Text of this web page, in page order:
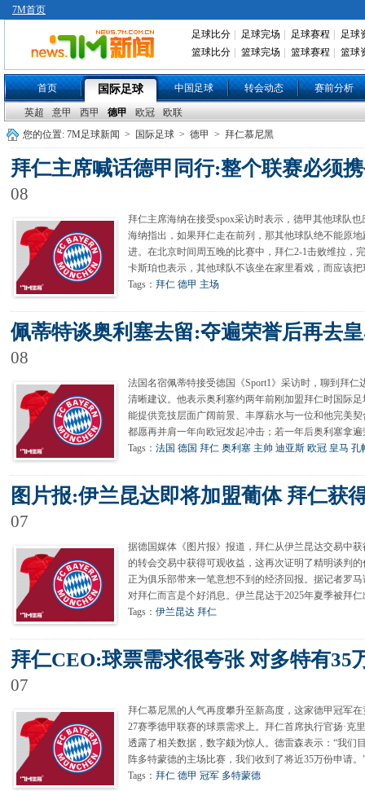
7M首页
足球比分 足球完场 足球赛程
足球
篮球比分
篮球完场 篮球赛程 篮球
首页 国际足球 中国足球 转会动态 赛前分析
英超 意甲 西甲 德甲 欧冠
欧联
您的位置: 7M足球新闻 > 国际足球 > 德甲 > 拜仁慕尼黑
拜仁主席喊话德甲同行:整个联赛必须
08
拜仁主席海纳在接受spox采访时表示，德甲其他球队
海纳指出，如果拜仁走在前列，那其他球队绝不能原
进。在北京时间周五晚的比赛中，拜仁2-1击败维拉，
卡斯珀也表示，其他球队不该坐在家里看戏，而应该
Tags： 拜仁 德甲 主场
佩蒂特谈奥利塞去留:夺遍荣誉后再去
08
法国名宿佩蒂特接受德国《Sport1》采访时，聊到拜仁
清晰建议。他表示奥利塞约两年前刚加盟拜仁时国际
能提供竞技层面广阔前景、丰厚薪水与一位和他完美
都愿再并肩一年向欧冠发起冲击；若一年后奥利塞拿
Tags： 法国 德国 拜仁 奥利塞 主帅 迪亚斯 欧冠 皇马 孔
图片报:伊兰昆达即将加盟葡体 拜仁获
07
据德国媒体《图片报》报道，拜仁从伊兰昆达交易中
的转会交易中获得可观收益，这再次证明了精明谈判
正为俱乐部带来一笔意想不到的经济回报。据记者罗
对拜仁而言是个好消息。伊兰昆达于2025年夏季被拜
Tags： 伊兰昆达 拜仁
拜仁CEO:球票需求很夸张 对多特有35
07
拜仁慕尼黑的人气再度攀升至新高度，这家德甲冠军
27赛季德甲联赛的球票需求上。拜仁首席执行官扬·克
透露了相关数据，数字颇为惊人。德雷森表示：“我们
阵多特蒙德的主场比赛，我们收到了将近35万份申请
Tags： 拜仁 德甲 冠军 多特蒙德